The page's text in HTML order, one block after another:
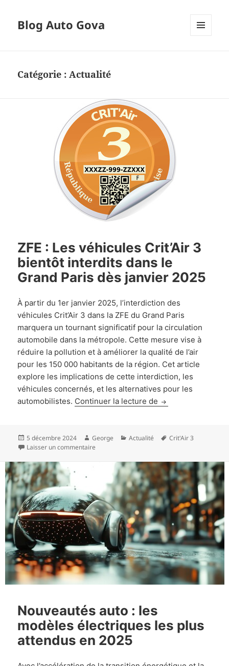
Blog Auto Gova
Catégorie :Actualité
ZFE : Les véhicules Crit’Air 3
bientôt interdits dans le
Grand Paris dès janvier 2025
À partir du 1er janvier 2025, l’interdiction des
véhicules Crit’Air 3 dans la ZFE du Grand Paris
marquera un tournant significatif pour la circulation
automobile dans la métropole. Cette mesure vise à
réduire la pollution et à améliorer la qualité de l’air
pour les 150 000 habitants de la région. Cet article
explore les implications de cette interdiction, les
véhicules concernés, et les alternatives pour les
automobilistes. Continuer la lecture de ZFE : Les
Publié
le
5 décembre 2024 Auteur
George Catégories
Actualité
Mots-
Crit'Air 3
Laisser un commentaire
Nouveautés auto : les
modèles électriques les plus
attendus en 2025